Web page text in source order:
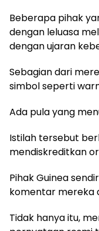
Beberapa pihak
dengan leluasa
dengan ujaran
Sebagian dari
simbol seperti
Ada pula yang
Istilah tersebut
mendiskreditkan
Pihak Guinea
komentar mereka
Tidak hanya itu,